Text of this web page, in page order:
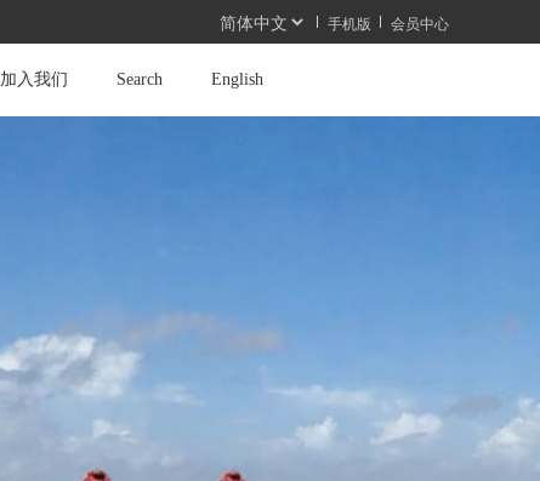
手机版 会员中心
加入我们 Search English